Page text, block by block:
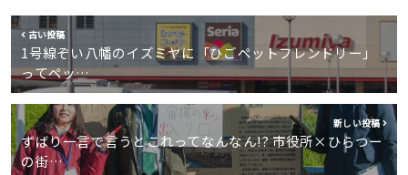
古い投稿
1号線ぞい八幡のイズミヤに「ひごペットフレンドリー」
ってペッ…
新しい投稿
ずばり一言で言うとこれってなんなん!? 市役所×ひらつー
の街…